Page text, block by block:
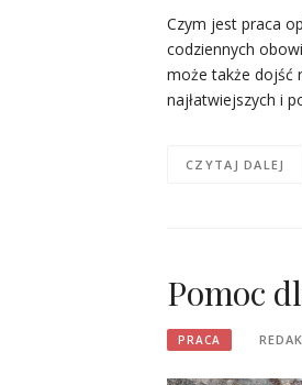
Czym jest praca
codziennych
może także dojść
najłatwiejszych i
CZYTAJ DALEJ
Pomoc
PRACA